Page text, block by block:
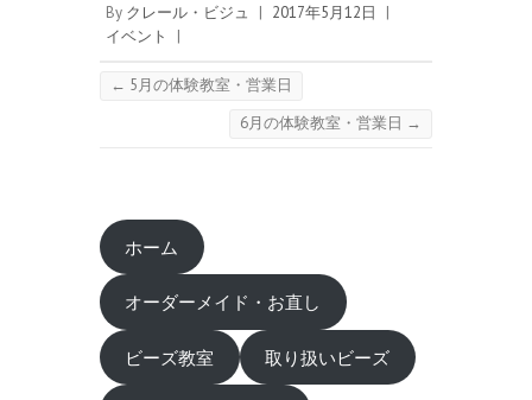
By クレール・ビジュ | 2017年5月12日
|
イベント
|
← 5月の体験教室・営業日
6月の体験教室・営業日 →
ホーム
オーダーメイド・お直し
ビーズ教室 取り扱いビーズ